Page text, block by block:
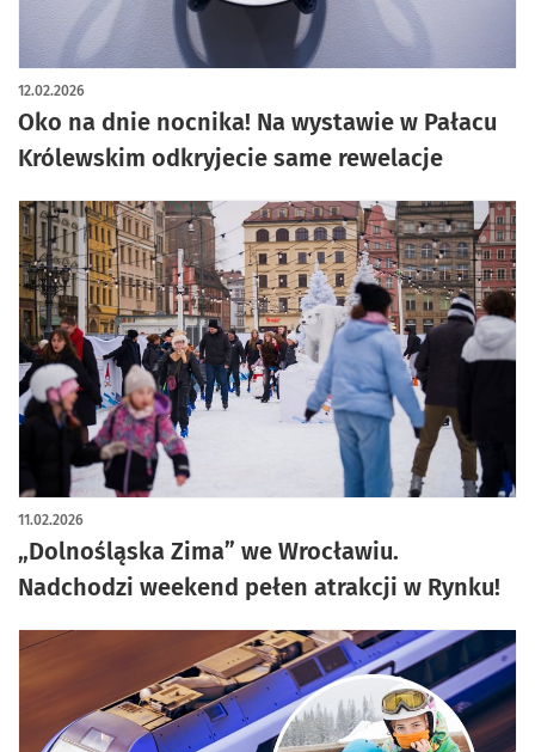
Oko na dnie nocnika! Na wystawie w Pałacu
Królewskim odkryjecie same rewelacje
12.02.2026
artykuł z galerią zdjęć
„Dolnośląska Zima” we Wrocławiu.
Nadchodzi weekend pełen atrakcji w Rynku!
11.02.2026